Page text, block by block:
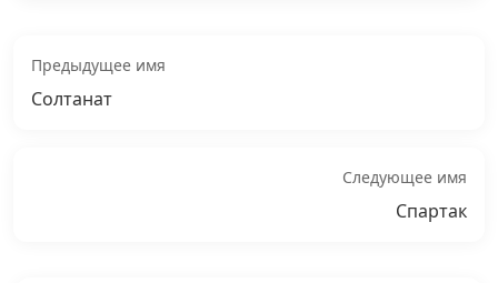
Предыдущее имя
Солтанат
Следующее имя
Спартак